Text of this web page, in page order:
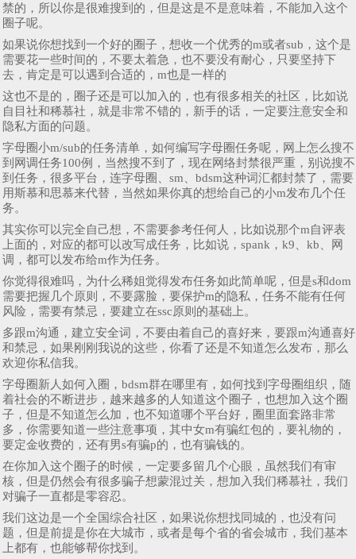
禁的，所以你是很难搜到的，但是这是不是意味着，不能加入这个
圈子呢。
如果说你想找到一个好的圈子，想收一个优秀的m或者sub，这个是
需要花一些时间的，不要太着急，也不要没有耐心，只要坚持下
去，肯定是可以遇到合适的，m也是一样的
这也不是的，圈子还是可以加入的，也有很多相关的社区，比如说
自目社和稀慕社，就是非常不错的，新手的话，一定要注意安全和
隐私方面的问题。
字母圈小m/sub的任务清单，如何编写字母圈任务呢，网上怎么搜不
到网调任务100例，当然搜不到了，现在网络封禁很严重，别说搜不
到任务，很多平台，连字母圈、sm、bdsm这种词汇都封禁了，需要
用斯慕和思慕来代替，当然如果你真的想给自己的小m发布几个任
务。
其实你可以完全自己想，不需要参考任何人，比如说那个m自评表
上面的，对应的都可以改写成任务，比如说，spank，k9、kb、网
调，都可以发布给m作为任务。
你觉得很难吗，为什么稀姐觉得发布任务如此简单呢，但是s和dom
需要把握几个原则，不要露脸，要保护m的隐私，任务不能有任何
风险，需要有禁忌，要建立在ssc原则的基础上。
多跟m沟通，建立安全词，不要由着自己的喜好来，要跟m沟通喜好
和禁忌，如果刚刚我说的这些，你看了还是不知道怎么发布，那么
欢迎你私信我。
字母圈新人如何入圈，bdsm群在哪里有，如何找到字母圈组织，随
着社会的不断进步，越来越多的人知道这个圈子，也想加入这个圈
子，但是不知道怎么加，也不知道哪个平台好，圈里面套路非常
多，你需要知道一些注意事项，其中女m有骗红包的，要礼物的，
要定金收费的，还有男s有骗p的，也有骗钱的。
在你加入这个圈子的时候，一定要多留几个心眼，虽然我们有审
核，但是仍然会有很多骗子想蒙混过关，想加入我们稀慕社，我们
对骗子一直都是零容忍。
我们这边是一个全国综合社区，如果说你想找同城的，也没有问
题，但是前提是你在大城市，或者是每个省的省会城市，我们基本
上都有，也能够帮你找到。